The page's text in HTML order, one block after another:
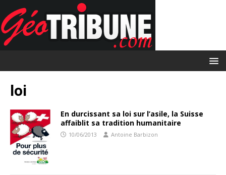
loi
En durcissant sa loi sur l’asile, la Suisse
affaiblit sa tradition humanitaire
10/06/2013 Antoine Barbizon